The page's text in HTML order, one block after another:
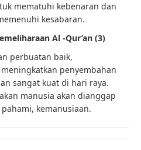
mematuhi kebenaran dan
kesabaran.
Al -Qur’an (3)
perbuatan baik,
penyembahan
sangat kuat di hari raya.
manusia akan dianggap
kemanusiaan.